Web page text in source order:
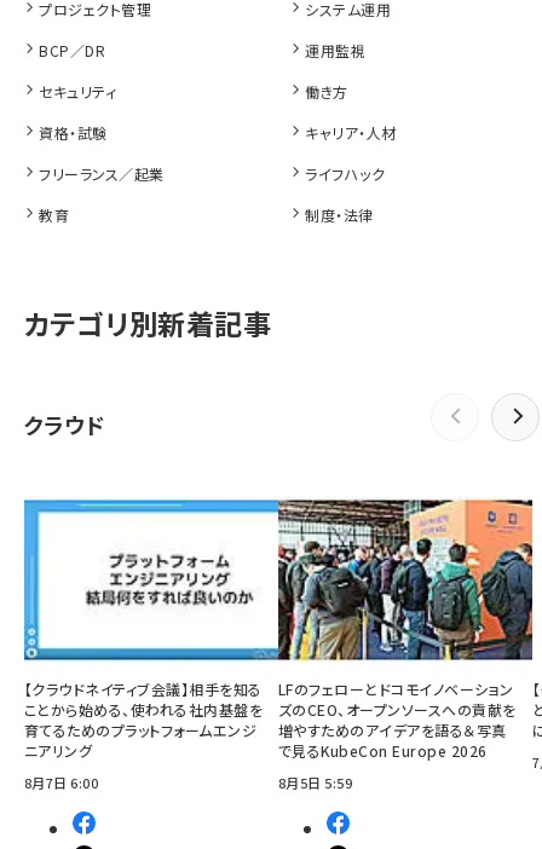
プロジェクト管理
システム運用
BCP／DR
運用監視
セキュリティ
働き方
資格・試験
キャリア・人材
フリーランス／起業
ライフハック
教育
制度・法律
カテゴリ別新着記事
クラウド
【クラウドネイティブ会議】相手を知る
ことから始める、使われる社内基盤を
育てるためのプラットフォームエンジ
ニアリング
8月7日 6:00
LFのフェローとドコモイノベーション
ズのCEO、オープンソースへの貢献を
増やすためのアイデアを語る＆写真
で見るKubeCon Europe 2026
8月5日 5:59